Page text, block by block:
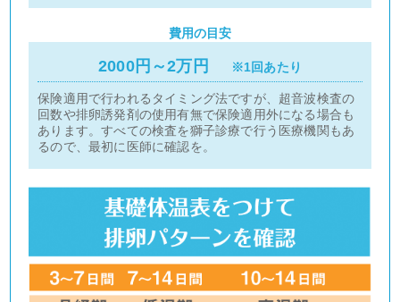
費用の目安
2000円～2万円 ※1回あたり
保険適用で行われるタイミング法ですが、超音波検査の
回数や排卵誘発剤の使用有無で保険適用外になる場合も
あります。すべての検査を獅子診療で行う医療機関もあ
るので、最初に医師に確認を。